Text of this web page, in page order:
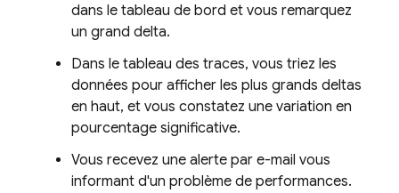
dans le tableau de bord et vous remarquez
un grand delta.
Dans le tableau des traces, vous triez les
données pour afficher les plus grands deltas
en haut, et vous constatez une variation en
pourcentage significative.
Vous recevez une alerte par e-mail vous
informant d'un problème de performances.